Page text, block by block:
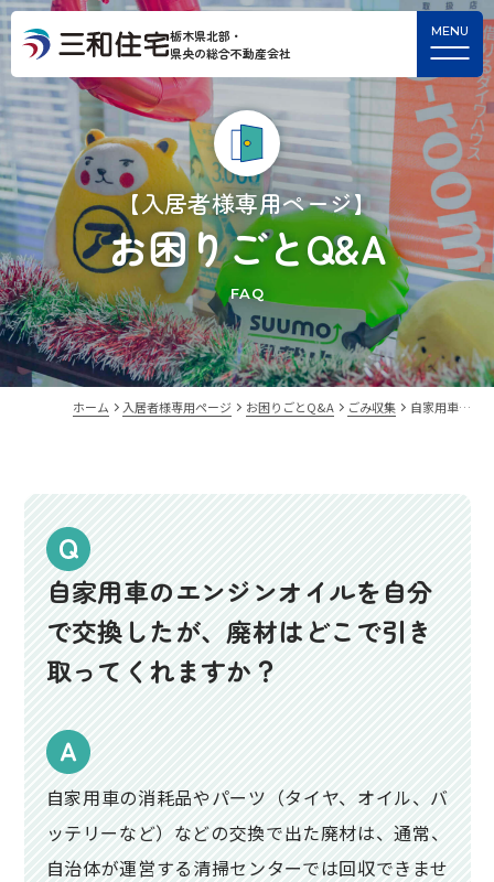
栃木県北部・
県央の総合不動産会社
【入居者様専用ページ】
お困りごとQ&A
FAQ
ホーム 入居者様専用ページ お困りごとQ&A ごみ収集 自家用車…
自家用車のエンジンオイルを自分
で交換したが、廃材はどこで引き
取ってくれますか？
自家用車の消耗品やパーツ（タイヤ、オイル、バ
ッテリーなど）などの交換で出た廃材は、通常、
自治体が運営する清掃センターでは回収できませ